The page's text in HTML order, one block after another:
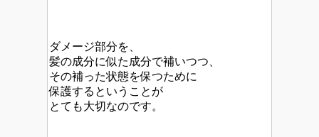
ダメージ部分を、
髪の成分に似た成分で補いつつ、
その補った状態を保つために
保護するということが
とても大切なのです。